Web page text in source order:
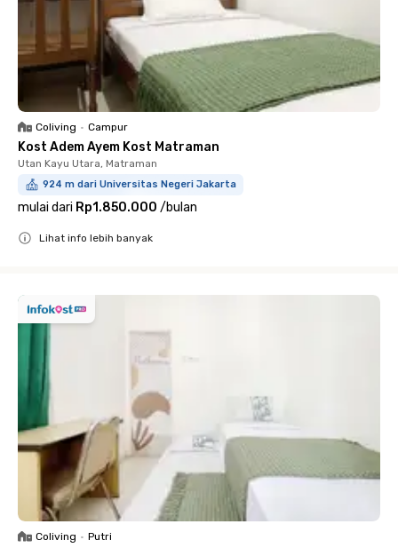
Coliving • Campur
Kost Adem Ayem Kost Matraman
Utan Kayu Utara, Matraman
924 m dari Universitas Negeri Jakarta
mulai dari Rp1.850.000 /bulan
Lihat info lebih banyak
Coliving • Putri